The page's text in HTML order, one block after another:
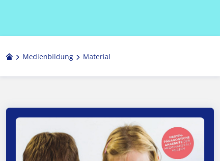
Medienbildung Material